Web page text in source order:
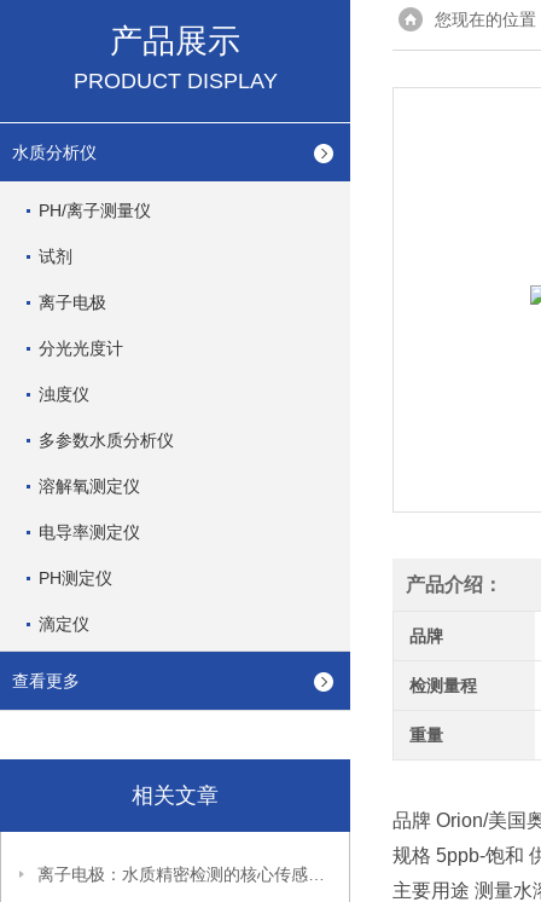
产品展示
PRODUCT DISPLAY
水质分析仪
PH/离子测量仪
试剂
离子电极
分光光度计
浊度仪
多参数水质分析仪
溶解氧测定仪
电导率测定仪
PH测定仪
滴定仪
查看更多
相关文章
您现在的位置
产品介绍：
品牌
检测量程
重量
品牌 Orion/美国
规格 5ppb-饱和
主要用途 测量水